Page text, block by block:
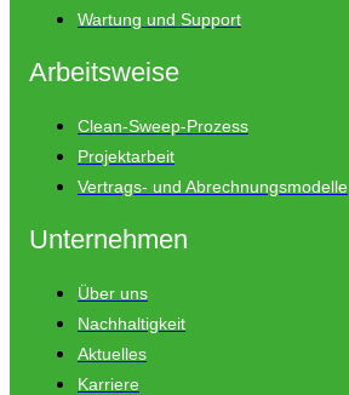
Wartung und Support
Arbeitsweise
Clean-Sweep-Prozess
Projektarbeit
Vertrags- und Abrechnungsmodelle
Unternehmen
Über uns
Nachhaltigkeit
Aktuelles
Karriere